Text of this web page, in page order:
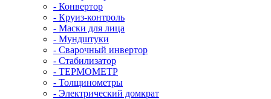
- Конвертор
- Круиз-контроль
- Маски для лица
- Мундштуки
- Сварочный инвертор
- Стабилизатор
- ТЕРМОМЕТР
- Толщинометры
- Электрический домкрат